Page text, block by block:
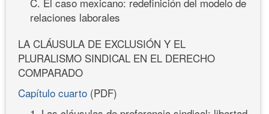
relaciones laborales
LA CLÁUSULA DE EXCLUSIÓN Y EL
PLURALISMO SINDICAL EN EL DERECHO
COMPARADO
Capítulo cuarto (PDF)